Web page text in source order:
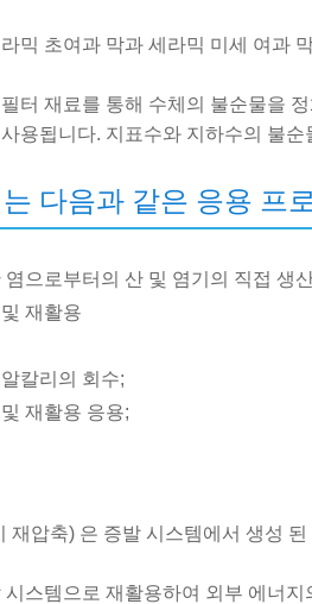
믹 초여과 막과 세라믹 미세 여과
터 재료를 통해 수체의 불순물을
용됩니다. 지표수와 지하수의 불순
다음과 같은 응용 프
염으로부터의 산 및 염기의 직접 생
재활용
칼리의 회수;
재활용 응용;
재압축) 은 증발 시스템에서 생성
시스템으로 재활용하여 외부 에너